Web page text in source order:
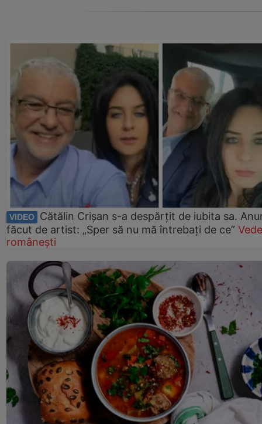
VIDEO
Cătălin Crișan s-a despărțit de iubita sa.
făcut de artist: „Sper să nu mă întrebați de ce”
românești